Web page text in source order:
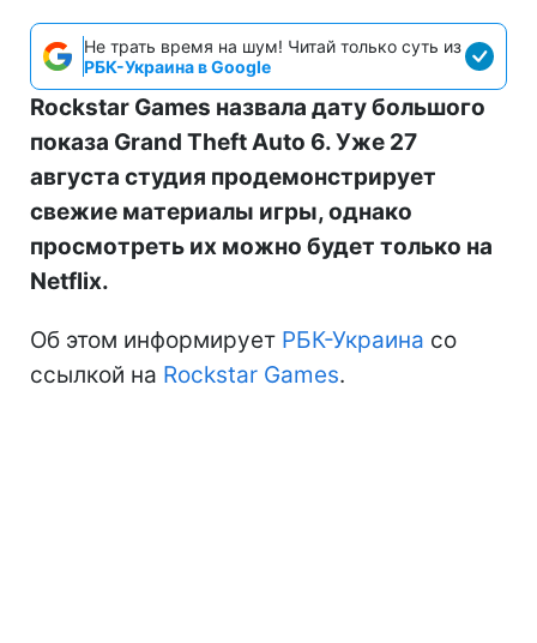
Не трать время на шум! Читай только суть из
РБК-Украина в Google
Rockstar Games назвала дату большого
показа Grand Theft Auto 6. Уже 27
августа студия продемонстрирует
свежие материалы игры, однако
просмотреть их можно будет только на
Netflix.
Об этом информирует РБК-Украина со
ссылкой на Rockstar Games.